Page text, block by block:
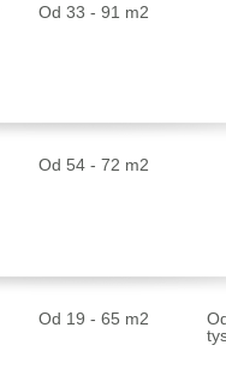
Od 33 - 91 m2
Od 54 - 72 m2
Od 19 - 65 m2